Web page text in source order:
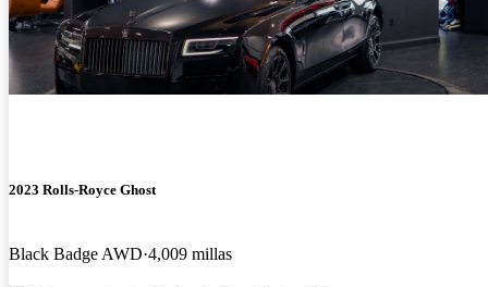
2023 Rolls-Royce Ghost
Black Badge AWD 4,009 millas